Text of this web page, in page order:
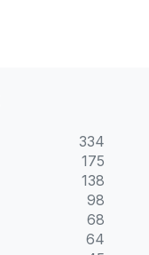
334
175
138
98
68
64